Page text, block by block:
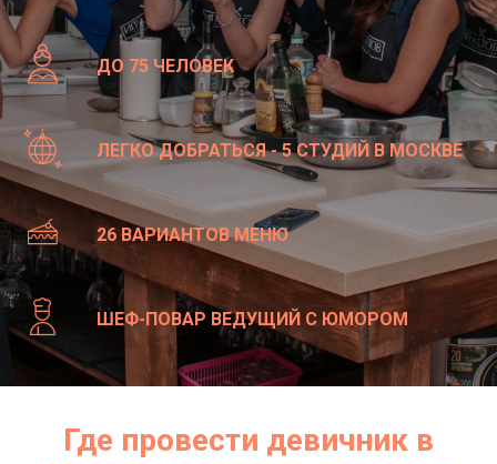
ДО 75 ЧЕЛОВЕК
ЛЕГКО ДОБРАТЬСЯ - 5 СТУДИЙ В МОСКВЕ
26 ВАРИАНТОВ МЕНЮ
Ш ЕФ-ПОВАР ВЕДУЩИЙ С ЮМОРОМ
Где провести девичник в